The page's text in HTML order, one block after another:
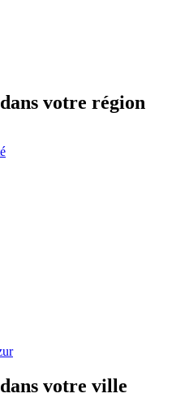
votre région
votre ville